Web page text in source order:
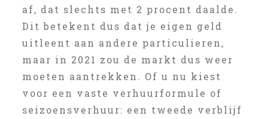
af, dat slechts met 2 procent daalde.
Dit betekent dus dat je eigen geld
uitleent aan andere particulieren,
maar in 2021 zou de markt dus weer
moeten aantrekken. Of u nu kiest
voor een vaste verhuurformule of
seizoensverhuur: een tweede verblijf